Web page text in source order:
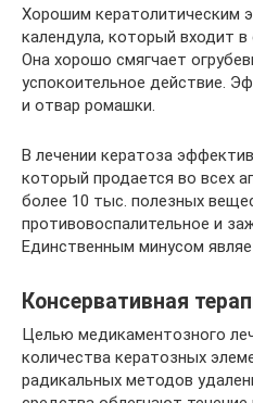
Хорошим кератолитическим
календула, который входит в
Она хорошо смягчает
успокоительное действие.
и отвар ромашки.
В лечении кератоза
который продается во всех
более 10 тыс. полезных
противовоспалительное и
Единственным минусом
Консервативная
Целью медикаментозного
количества кератозных
радикальных методов